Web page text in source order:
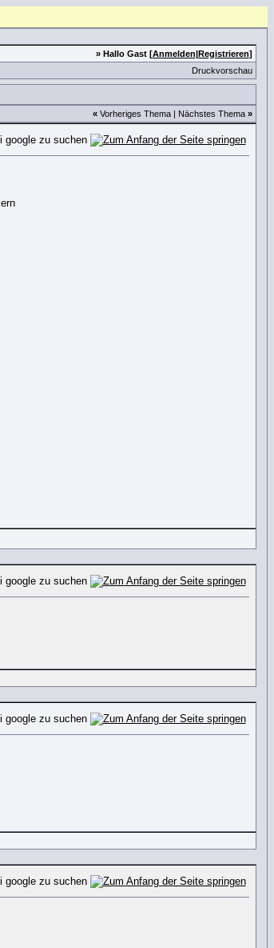
» Hallo Gast [Anmelden Registrieren]
Druckvorschau
« Vorheriges Thema| Nächstes Thema »